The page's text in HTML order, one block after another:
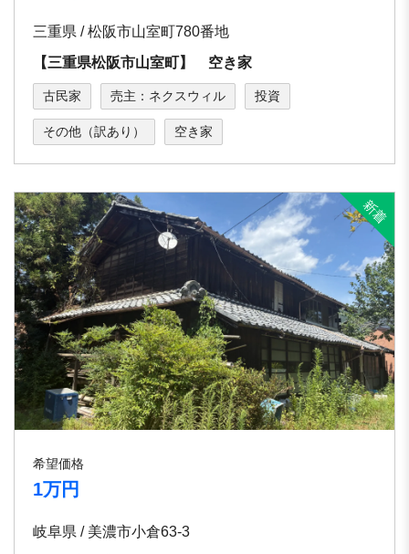
三重県 / 松阪市山室町780番地
【三重県松阪市山室町】 空き家
古民家 売主：ネクスウィル 投資
その他（訳あり） 空き家
希望価格
1万円
岐阜県 / 美濃市小倉63-3